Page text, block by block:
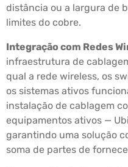
distância ou a largura de
limites do cobre.
Integração com Redes
infraestrutura de
qual a rede wireless, os
os sistemas ativos
instalação de cablagem
equipamentos ativos —
garantindo uma solução
soma de partes de